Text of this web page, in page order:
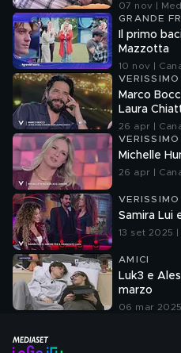
07 nov |
GRANDE
Il primo
Mazzotta
10 nov |
VERISSIMO
Marco
Laura
26 apr |
VERISSIMO
Michelle
26 apr |
VERISSIMO
Samira Lui
13 set 2025 |
AMICI
Luk3 e
marzo
06 mar